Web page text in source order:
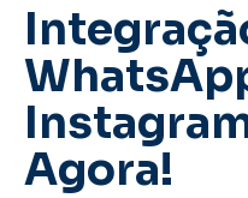
Agora!